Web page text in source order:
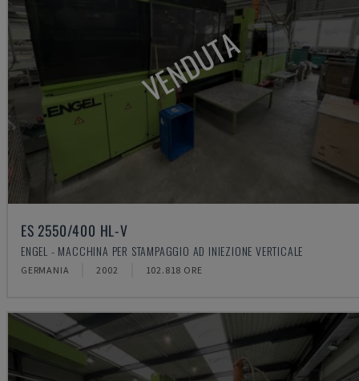
VENDUTA
ES 2550/400 HL-V
ENGEL - MACCHINA PER STAMPAGGIO AD INIEZIONE VERTICALE
GERMANIA 2002 102.818 ORE